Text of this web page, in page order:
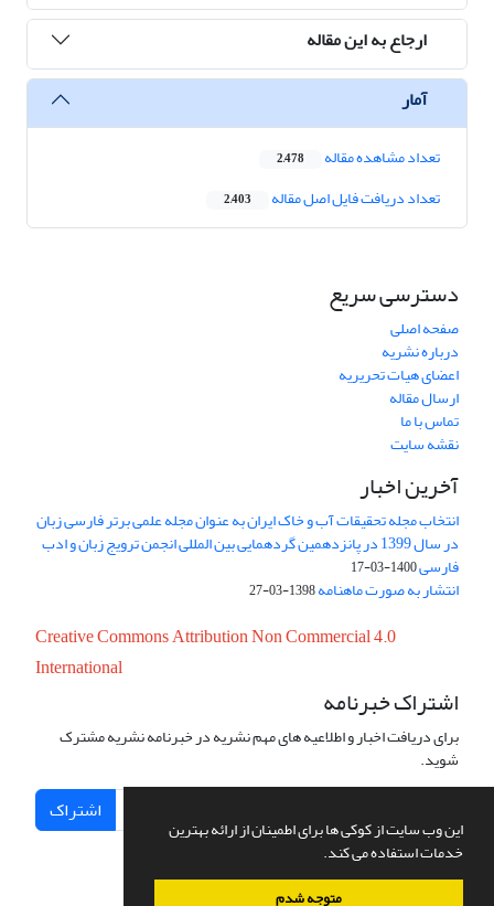
این وب سایت از کوکی ها برای اطمینان از ارائه بهترین
خدمات استفاده می کند.
متوجه شدم
ارجاع به این مقاله
آمار
تعداد مشاهده مقاله 2,478
تعداد دریافت فایل اصل مقاله 2,403
دسترسی سریع
صفحه اصلی
درباره نشریه
اعضای هیات تحریریه
ارسال مقاله
تماس با ما
نقشه سایت
آخرین اخبار
انتخاب مجله تحقیقات آب و خاک ایران به عنوان مجله علمی برتر فارسی زبان
در سال 1399 در پانزدهمین گردهمایی بین المللی انجمن ترویج زبان و ادب
فارسی1400-03-17
انتشار به صورت ماهنامه1398-03-27
Creative Commons Attribution Non Commercial 4.0
International
اشتراک خبرنامه
برای دریافت اخبار و اطلاعیه های مهم نشریه در خبرنامه نشریه مشترک
شوید.
اشتراک